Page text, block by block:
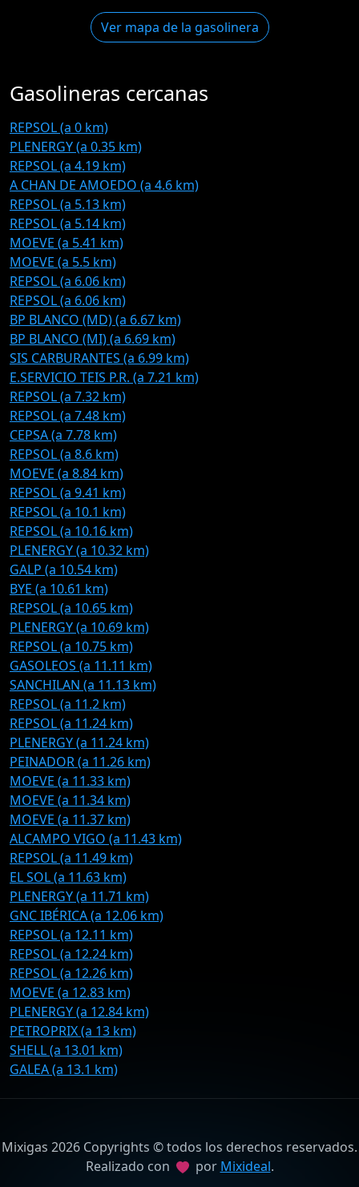
Ver mapa de la gasolinera
Gasolineras cercanas
REPSOL (a 0 km)
PLENERGY (a 0.35 km)
REPSOL (a 4.19 km)
A CHAN DE AMOEDO (a 4.6 km)
REPSOL (a 5.13 km)
REPSOL (a 5.14 km)
MOEVE (a 5.41 km)
MOEVE (a 5.5 km)
REPSOL (a 6.06 km)
REPSOL (a 6.06 km)
BP BLANCO (MD) (a 6.67 km)
BP BLANCO (MI) (a 6.69 km)
SIS CARBURANTES (a 6.99 km)
E.SERVICIO TEIS P.R. (a 7.21 km)
REPSOL (a 7.32 km)
REPSOL (a 7.48 km)
CEPSA (a 7.78 km)
REPSOL (a 8.6 km)
MOEVE (a 8.84 km)
REPSOL (a 9.41 km)
REPSOL (a 10.1 km)
REPSOL (a 10.16 km)
PLENERGY (a 10.32 km)
GALP (a 10.54 km)
BYE (a 10.61 km)
REPSOL (a 10.65 km)
PLENERGY (a 10.69 km)
REPSOL (a 10.75 km)
GASOLEOS (a 11.11 km)
SANCHILAN (a 11.13 km)
REPSOL (a 11.2 km)
REPSOL (a 11.24 km)
PLENERGY (a 11.24 km)
PEINADOR (a 11.26 km)
MOEVE (a 11.33 km)
MOEVE (a 11.34 km)
MOEVE (a 11.37 km)
ALCAMPO VIGO (a 11.43 km)
REPSOL (a 11.49 km)
EL SOL (a 11.63 km)
PLENERGY (a 11.71 km)
GNC IBÉRICA (a 12.06 km)
REPSOL (a 12.11 km)
REPSOL (a 12.24 km)
REPSOL (a 12.26 km)
MOEVE (a 12.83 km)
PLENERGY (a 12.84 km)
PETROPRIX (a 13 km)
SHELL (a 13.01 km)
GALEA (a 13.1 km)
Mixigas 2026 Copyrights © todos los derechos reservados.
Realizado con
por Mixideal.